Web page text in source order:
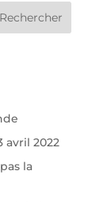
Rechercher
avril 2022
la